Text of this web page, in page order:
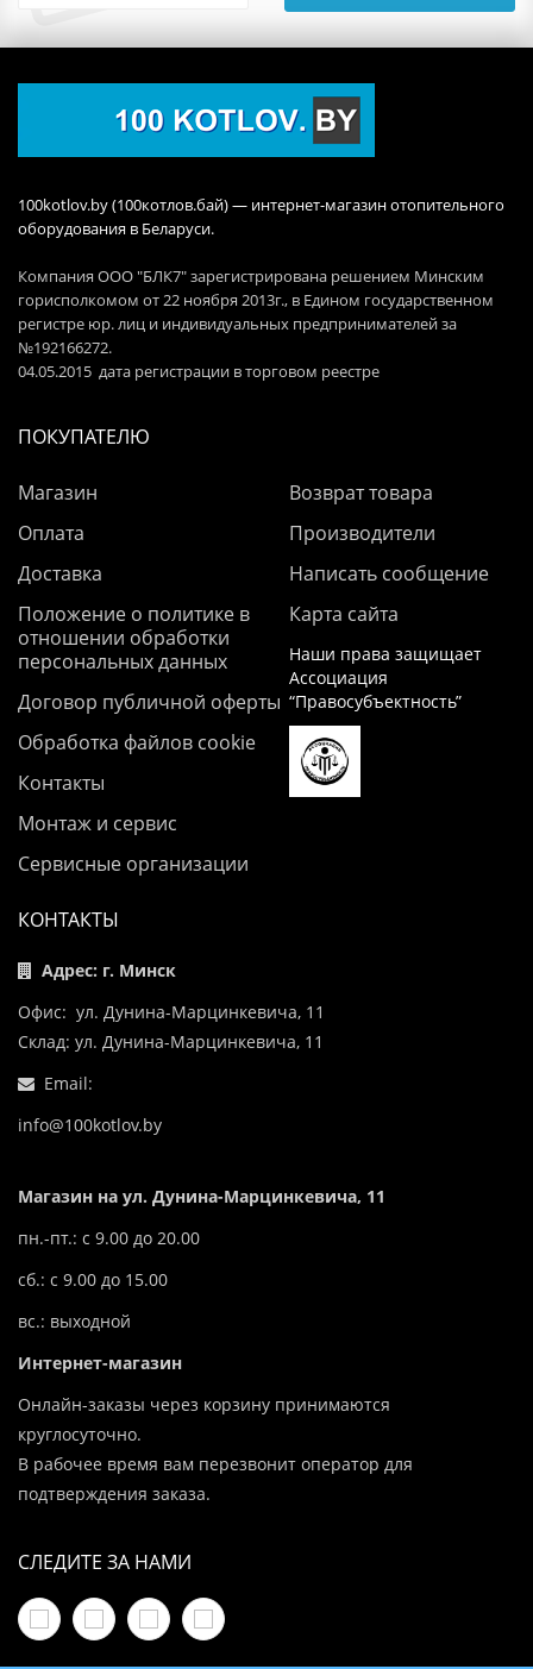
100kotlov.by (100котлов.бай) — интернет-магазин отопительного
оборудования в Беларуси.
Компания ООО "БЛК7" зарегистрирована решением Минским
горисполкомом от 22 ноября 2013г., в Едином государственном
регистре юр. лиц и индивидуальных предпринимателей за
№192166272.
04.05.2015 дата регистрации в торговом реестре
ПОКУПАТЕЛЮ
Магазин
Оплата
Доставка
Положение о политике в
отношении обработки
персональных данных
Договор публичной оферты
Обработка файлов cookie
Контакты
Монтаж и сервис
Сервисные организации
Возврат товара
Производители
Написать сообщение
Карта сайта
Наши права защищает
Ассоциация
“Правосубъектность”
КОНТАКТЫ
Адрес: г. Минск
Офис: ул. Дунина-Марцинкевича, 11
Склад: ул. Дунина-Марцинкевича, 11
Email:
info@100kotlov.by
Магазин на ул. Дунина-Марцинкевича, 11
пн.-пт.: с 9.00 до 20.00
сб.: с 9.00 до 15.00
вс.: выходной
Интернет-магазин
Онлайн-заказы через корзину принимаются
круглосуточно.
В рабочее время вам перезвонит оператор для
подтверждения заказа.
СЛЕДИТЕ ЗА НАМИ